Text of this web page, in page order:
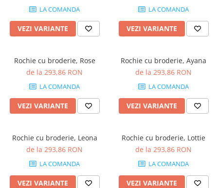
LA COMANDA
VEZI VARIANTE
LA COMANDA
VEZI VARIANTE
Rochie cu broderie, Rose
de la 293,86 RON
LA COMANDA
VEZI VARIANTE
Rochie cu broderie, Ayana
de la 293,86 RON
LA COMANDA
VEZI VARIANTE
Rochie cu broderie, Leona
de la 293,86 RON
LA COMANDA
VEZI VARIANTE
Rochie cu broderie, Lottie
de la 293,86 RON
LA COMANDA
VEZI VARIANTE